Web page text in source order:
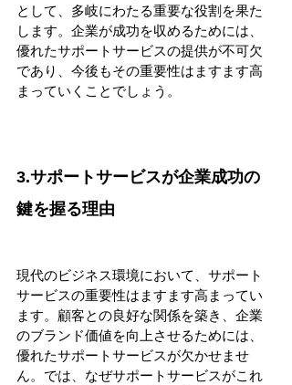
として、多岐にわたる重要な役割を果た
します。企業が成功を収めるためには、
優れたサポートサービスの提供が不可欠
であり、今後もその重要性はますます高
まっていくことでしょう。
3.サポートサービスが企業成功の
鍵を握る理由
現代のビジネス環境において、サポート
サービスの重要性はますます高まってい
ます。顧客との良好な関係を築き、企業
のブランド価値を向上させるためには、
優れたサポートサービスが欠かせませ
ん。では、なぜサポートサービスがこれ